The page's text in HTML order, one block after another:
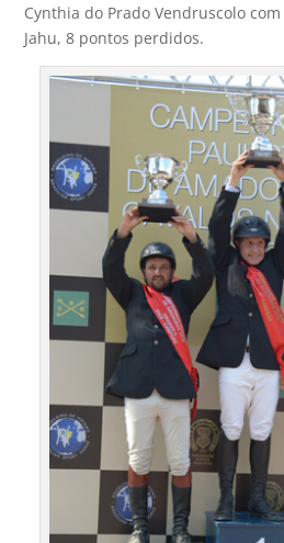
Cynthia do Prado Vendruscolo
Jahu, 8 pontos perdidos.